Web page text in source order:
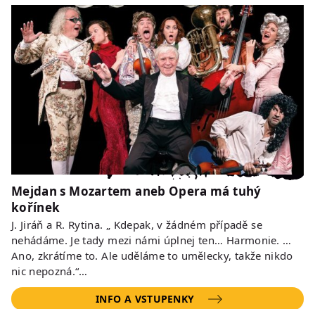
Mejdan s Mozartem aneb Opera má tuhý
kořínek
J. Jiráň a R. Rytina. „ Kdepak, v žádném případě se
nehádáme. Je tady mezi námi úplnej ten… Harmonie. …
Ano, zkrátíme to. Ale uděláme to umělecky, takže nikdo
nic nepozná.“…
INFO A VSTUPENKY